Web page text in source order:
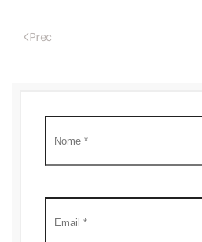
Prec